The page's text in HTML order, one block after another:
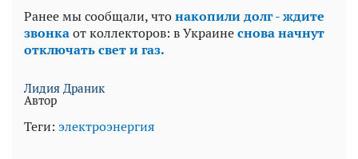
Ранее мы сообщали, чтонакопили долг - ждите
звонкаот коллекторов: в Украинеснова начнут
отключать свет и газ.
Лидия Драник
Автор
Теги: электроэнергия